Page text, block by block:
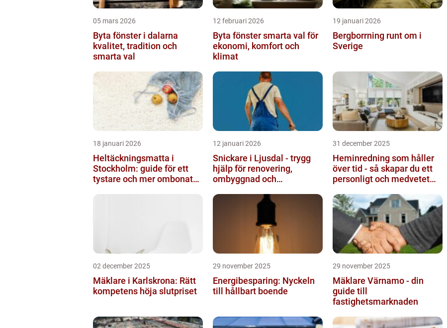
05 mars 2026
Byta fönster i dalarna
kvalitet, tradition och
smarta val
12 februari 2026
Byta fönster smarta val för
ekonomi, komfort och
klimat
19 januari 2026
Bergborrning runt om i
Sverige
18 januari 2026
Heltäckningsmatta i
Stockholm: guide för ett
tystare och mer ombonat
12 januari 2026
Snickare i Ljusdal - trygg
hjälp för renovering,
ombyggnad och
31 december 2025
Heminredning som håller
över tid - så skapar du ett
personligt och medvetet
02 december 2025
Mäklare i Karlskrona: Rätt
kompetens höja slutpriset
29 november 2025
Energibesparing: Nyckeln
till hållbart boende
29 november 2025
Mäklare Värnamo - din
guide till
fastighetsmarknaden